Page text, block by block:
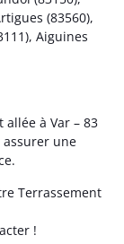
(83560),
, Aiguines
à Var – 83
assurer une
Terrassement
!